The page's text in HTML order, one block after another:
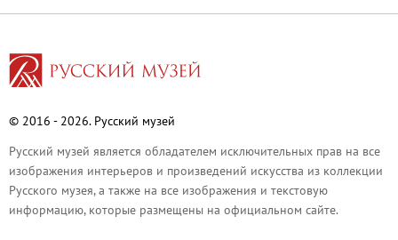
Русское искусство XVIII века
Русское народное искусство XVII-XXI
Выездные выставки
Садко
Михаил Нестеров
Архив выставок
© 2016 - 2026. Русский музей
Русский музей является обладателем исключительных прав на все
изображения интерьеров и произведений искусства из коллекции
Русского музея, а также на все изображения и текстовую
информацию, которые размещены на официальном сайте.